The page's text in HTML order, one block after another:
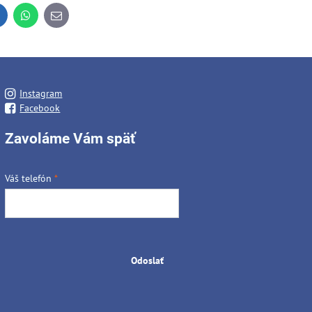
WhatsApp
E-
mail
Instagram
Facebook
Zavoláme Vám späť
Váš telefón*
Odoslať